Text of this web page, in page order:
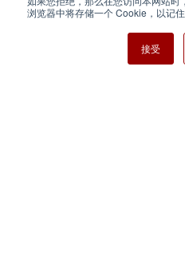
浏览器中将存储一个 Cookie，以记
接受
Nisshinbo Holdings Inc.
Copyright ⓒ Nisshinbo Micro